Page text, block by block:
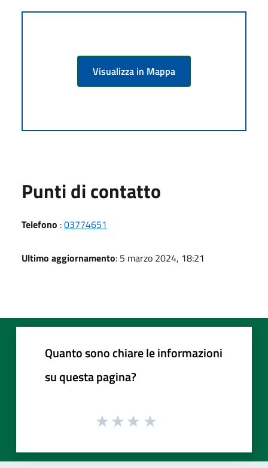
Visualizza in Mappa
Punti di contatto
Telefono :03774651
Ultimo aggiornamento: 5 marzo 2024, 18:21
Quanto sono chiare le informazioni
su questa pagina?